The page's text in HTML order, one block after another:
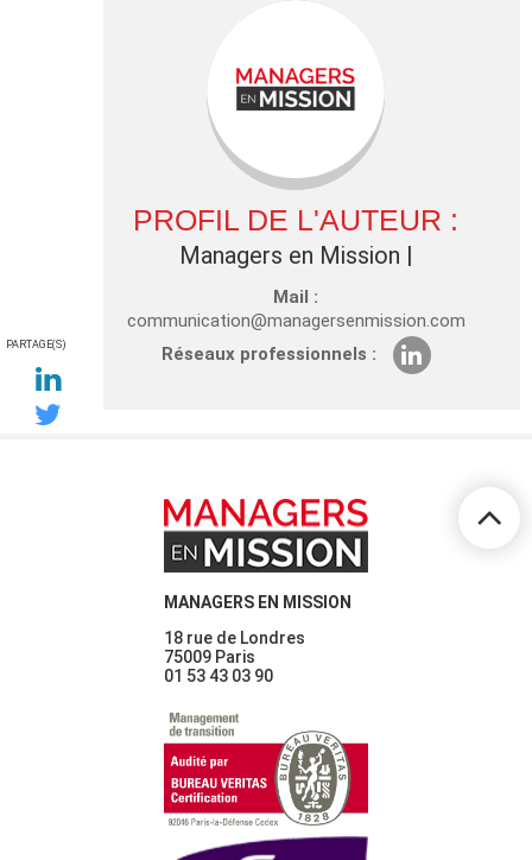
PARTAGE(S)
PROFIL DE L'AUTEUR :
Managers en Mission |
Mail :
communication@managersenmission.com
Réseaux professionnels :
MANAGERS EN MISSION
18 rue de Londres
75009 Paris
01 53 43 03 90